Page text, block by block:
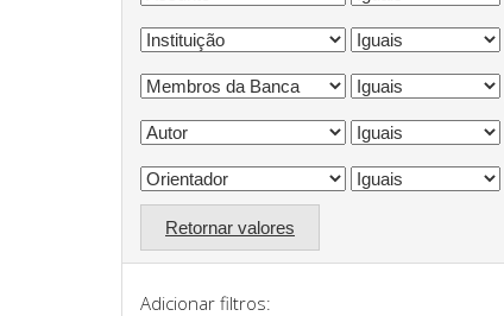
Retornar valores
Adicionar filtros: